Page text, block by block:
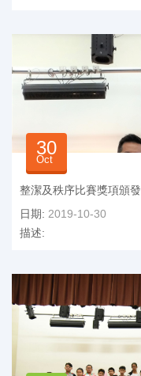
30
Oct
整潔及秩序比賽獎項頒發
日期: 2019-10-30
描述: